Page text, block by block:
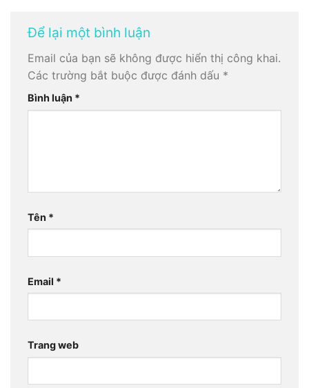
Để lại một bình luận
Email của bạn sẽ không được hiển thị công khai.
Các trường bắt buộc được đánh dấu *
Bình luận *
Tên *
Email *
Trang web